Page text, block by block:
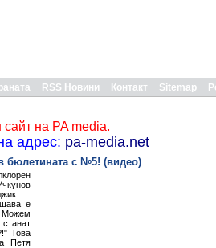
RSS Новини Контакт Sitemap
на PA media.
адрес: pa-media.net
бюлетината с №5! (видео)
е
Можем
Това
Петя